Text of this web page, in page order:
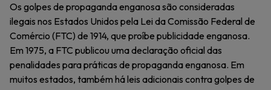
Os golpes de propaganda enganosa são consideradas
ilegais nos Estados Unidos pela Lei da Comissão Federal de
Comércio (FTC) de 1914, que proíbe publicidade enganosa.
Em 1975, a FTC publicou uma declaração oficial das
penalidades para práticas de propaganda enganosa. Em
muitos estados, também há leis adicionais contra golpes de